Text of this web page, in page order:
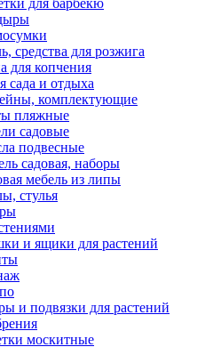
для барбекю
средства для розжига
для копчения
сада и отдыха
комплектующие
пляжные
садовые
подвесные
садовая, наборы
мебель из липы
стулья
и ящики для растений
и подвязки для растений
москитные